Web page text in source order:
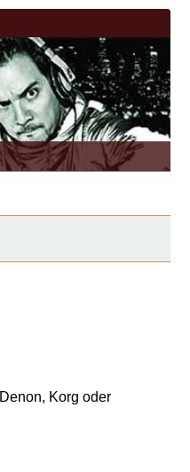
Korg oder